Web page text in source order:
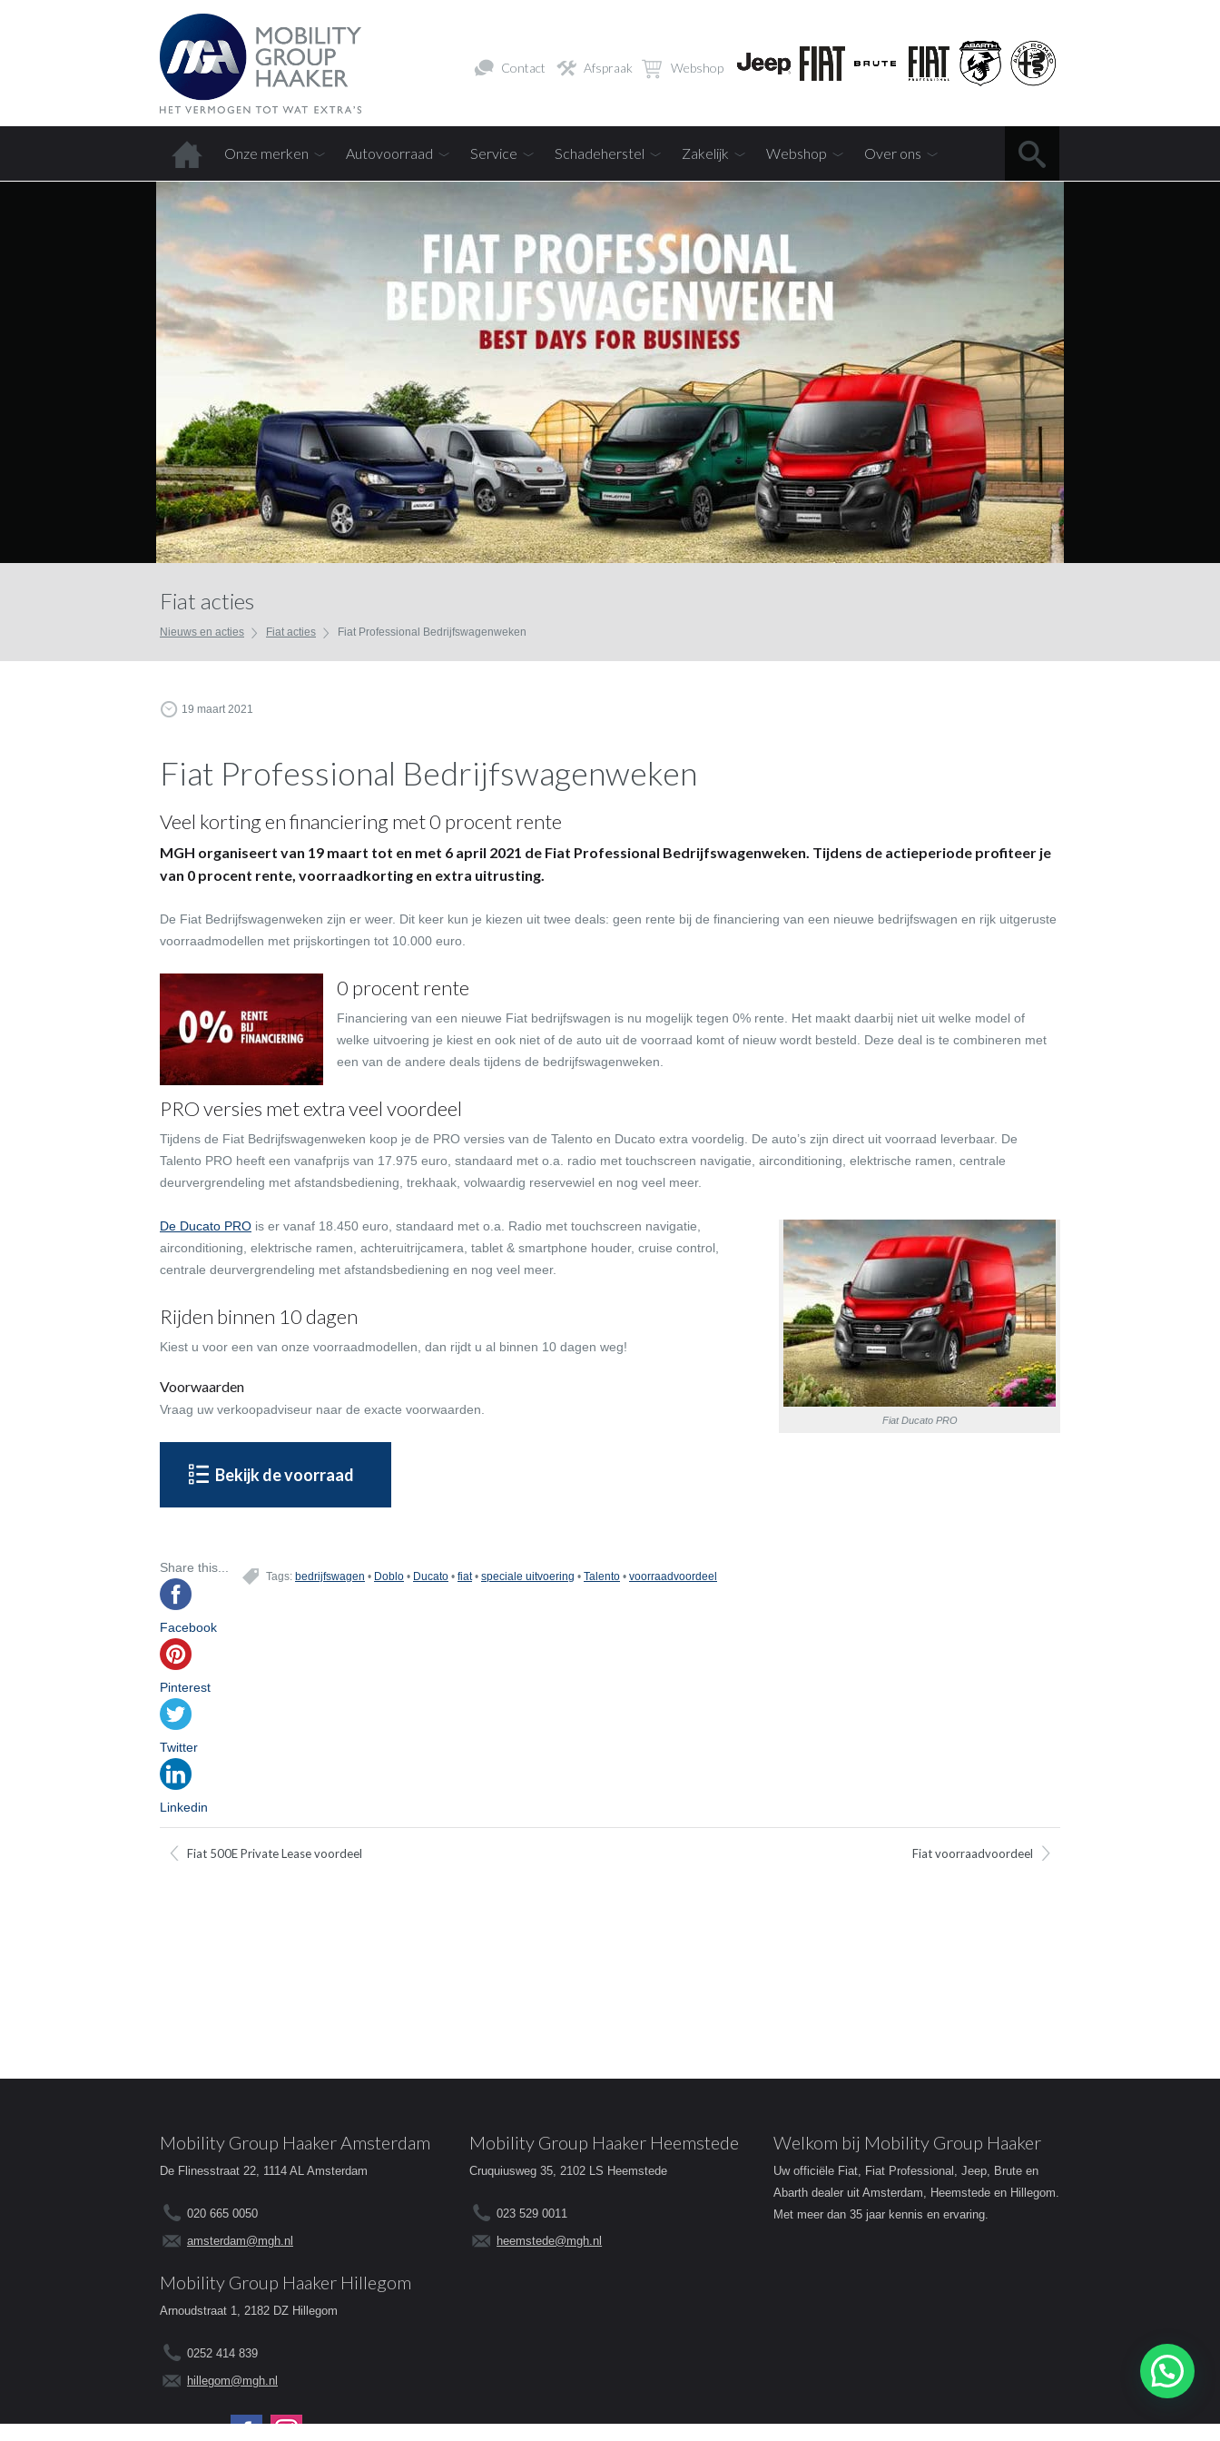
Contact Afspraak Webshop
Home
Onze merken Autovoorraad Service Schadeherstel Zakelijk Webshop Over ons
Fiat acties
Nieuws en acties Fiat acties Fiat Professional Bedrijfswagenweken
19 maart 2021
Fiat Professional Bedrijfswagenweken
Veel korting en financiering met 0 procent rente
MGH organiseert van 19 maart tot en met 6 april 2021 de Fiat Professional Bedrijfswagenweken. Tijdens de actieperiode profiteer je
van 0 procent rente, voorraadkorting en extra uitrusting.
De Fiat Bedrijfswagenweken zijn er weer. Dit keer kun je kiezen uit twee deals: geen rente bij de financiering van een nieuwe bedrijfswagen en rijk uitgeruste
voorraadmodellen met prijskortingen tot 10.000 euro.
0 procent rente
Financiering van een nieuwe Fiat bedrijfswagen is nu mogelijk tegen 0% rente. Het maakt daarbij niet uit welke model of
welke uitvoering je kiest en ook niet of de auto uit de voorraad komt of nieuw wordt besteld. Deze deal is te combineren met
een van de andere deals tijdens de bedrijfswagenweken.
PRO versies met extra veel voordeel
Tijdens de Fiat Bedrijfswagenweken koop je de PRO versies van de Talento en Ducato extra voordelig. De auto’s zijn direct uit voorraad leverbaar. De
Talento PRO heeft een vanafprijs van 17.975 euro, standaard met o.a. radio met touchscreen navigatie, airconditioning, elektrische ramen, centrale
deurvergrendeling met afstandsbediening, trekhaak, volwaardig reservewiel en nog veel meer.
Fiat Ducato PRO
De Ducato PRO is er vanaf 18.450 euro, standaard met o.a. Radio met touchscreen navigatie,
airconditioning, elektrische ramen, achteruitrijcamera, tablet & smartphone houder, cruise control,
centrale deurvergrendeling met afstandsbediening en nog veel meer.
Rijden binnen 10 dagen
Kiest u voor een van onze voorraadmodellen, dan rijdt u al binnen 10 dagen weg!
Voorwaarden
Vraag uw verkoopadviseur naar de exacte voorwaarden.
Bekijk de voorraad
Share this...
Facebook
Pinterest
Twitter
Linkedin
Tags: bedrijfswagen • Doblo • Ducato • fiat• speciale uitvoering • Talento • voorraadvoordeel
Fiat 500E Private Lease voordeel Fiat voorraadvoordeel
Mobility Group Haaker Amsterdam
De Flinesstraat 22, 1114 AL Amsterdam
020 665 0050
amsterdam@mgh.nl
Mobility Group Haaker Heemstede
Cruquiusweg 35, 2102 LS Heemstede
023 529 0011
heemstede@mgh.nl
Mobility Group Haaker Hillegom
Arnoudstraat 1, 2182 DZ Hillegom
0252 414 839
hillegom@mgh.nl
Volg ons op:
Welkom bij Mobility Group Haaker
Uw officiële Fiat, Fiat Professional, Jeep, Brute en
Abarth dealer uit Amsterdam, Heemstede en Hillegom.
Met meer dan 35 jaar kennis en ervaring.